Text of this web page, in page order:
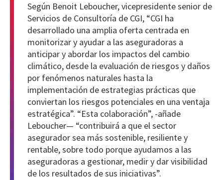
Según Benoit Leboucher, vicepresidente senior de
Servicios de Consultoría de CGI, “CGI ha
desarrollado una amplia oferta centrada en
monitorizar y ayudar a las aseguradoras a
anticipar y abordar los impactos del cambio
climático, desde la evaluación de riesgos y daños
por fenómenos naturales hasta la
implementación de estrategias prácticas que
conviertan los riesgos potenciales en una ventaja
estratégica”. “Esta colaboración”, -añade
Leboucher— “contribuirá a que el sector
asegurador sea más sostenible, resiliente y
rentable, sobre todo porque ayudamos a las
aseguradoras a gestionar, medir y dar visibilidad
de los resultados de sus iniciativas”.